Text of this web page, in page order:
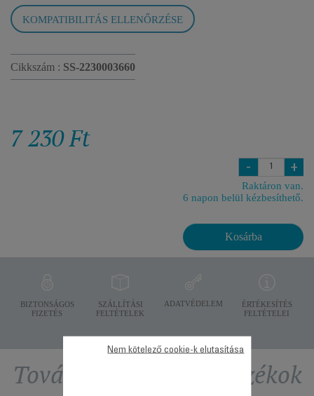
KOMPATIBILITÁS ELLENŐRZÉSE
Cikkszám : SS-2230003660
7 230 Ft
- +
Raktáron van.
6 napon belül kézbesíthető.
Kosárba
BIZTONSÁGOS
FIZETÉS
SZÁLLÍTÁSI
FELTÉTELEK
ADATVÉDELEM
ÉRTÉKESÍTÉS
FELTÉTELEI
További ajánlott tartozékok
Nem kötelező cookie-k elutasítása